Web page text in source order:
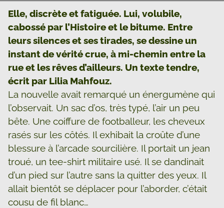
Elle, discrète et fatiguée. Lui, volubile,
cabossé par l’Histoire et le bitume. Entre
leurs silences et ses tirades, se dessine un
instant de vérité crue, à mi-chemin entre la
rue et les rêves d’ailleurs. Un texte tendre,
écrit par Lilia Mahfouz.
La nouvelle avait remarqué un énergumène qui
l’observait. Un sac d’os, très typé, l’air un peu
bête. Une coiffure de footballeur, les cheveux
rasés sur les côtés. Il exhibait la croûte d’une
blessure à l’arcade sourcilière. Il portait un jean
troué, un tee-shirt militaire usé. Il se dandinait
d’un pied sur l’autre sans la quitter des yeux. Il
allait bientôt se déplacer pour l’aborder, c’était
cousu de fil blanc…